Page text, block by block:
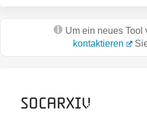
Um ein neues Tool
kontaktieren
SocArXiv